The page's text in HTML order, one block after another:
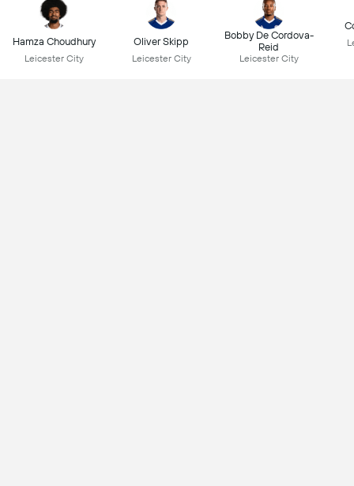
Hamza Choudhury
Leicester City
Oliver Skipp
Leicester City
Bobby De Cordova-
Reid
Leicester City